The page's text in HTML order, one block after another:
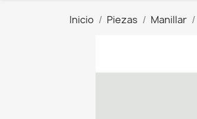
Inicio Piezas Manillar